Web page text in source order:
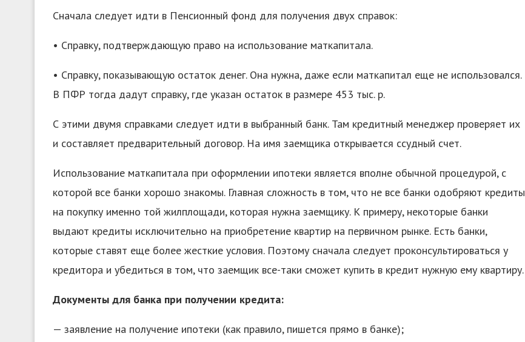
Сначала следует идти в Пенсионный фонд для получения двух справок:
• Справку, подтверждающую право на использование маткапитала.
• Справку, показывающую остаток денег. Она нужна, даже если маткапитал еще не использовался.
В ПФР тогда дадут справку, где указан остаток в размере 453 тыс. р.
С этими двумя справками следует идти в выбранный банк. Там кредитный менеджер проверяет их
и составляет предварительный договор. На имя заемщика открывается ссудный счет.
Использование маткапитала при оформлении ипотеки является вполне обычной процедурой, с
которой все банки хорошо знакомы. Главная сложность в том, что не все банки одобряют кредиты
на покупку именно той жилплощади, которая нужна заемщику. К примеру, некоторые банки
выдают кредиты исключительно на приобретение квартир на первичном рынке. Есть банки,
которые ставят еще более жесткие условия. Поэтому сначала следует проконсультироваться у
кредитора и убедиться в том, что заемщик все-таки сможет купить в кредит нужную ему квартиру.
Документы для банка при получении кредита:
— заявление на получение ипотеки (как правило, пишется прямо в банке);